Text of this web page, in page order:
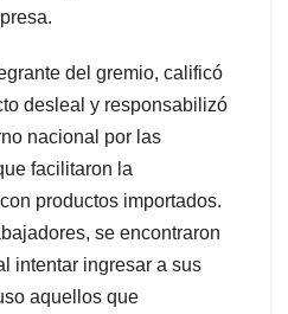
del gremio, calificó
desleal y responsabilizó
nacional por las
facilitaron la
productos importados.
se encontraron
intentar ingresar a sus
aquellos que